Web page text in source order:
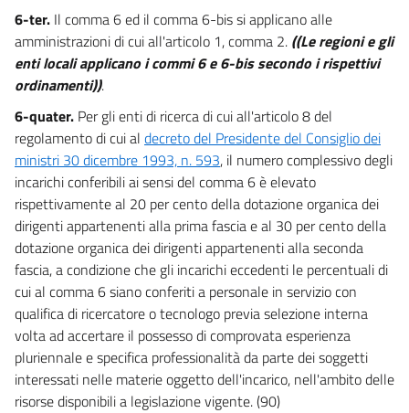
6-ter. Il comma 6 ed il comma 6-bis si applicano alle
amministrazioni di cui all'articolo 1, comma 2. ((Le regioni e gli
enti locali applicano i commi 6 e 6-bis secondo i rispettivi
ordinamenti)).
6-quater. Per gli enti di ricerca di cui all'articolo 8 del
regolamento di cui al decreto del Presidente del Consiglio dei
ministri 30 dicembre 1993, n. 593, il numero complessivo degli
incarichi conferibili ai sensi del comma 6 è elevato
rispettivamente al 20 per cento della dotazione organica dei
dirigenti appartenenti alla prima fascia e al 30 per cento della
dotazione organica dei dirigenti appartenenti alla seconda
fascia, a condizione che gli incarichi eccedenti le percentuali di
cui al comma 6 siano conferiti a personale in servizio con
qualifica di ricercatore o tecnologo previa selezione interna
volta ad accertare il possesso di comprovata esperienza
pluriennale e specifica professionalità da parte dei soggetti
interessati nelle materie oggetto dell'incarico, nell'ambito delle
risorse disponibili a legislazione vigente. (90)